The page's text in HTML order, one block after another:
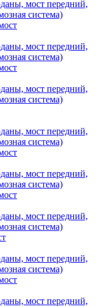
мост передний,
система)
мост передний,
система)
мост передний,
система)
мост передний,
система)
мост передний,
система)
мост передний,
система)
мост передний,
система)
мост передний,